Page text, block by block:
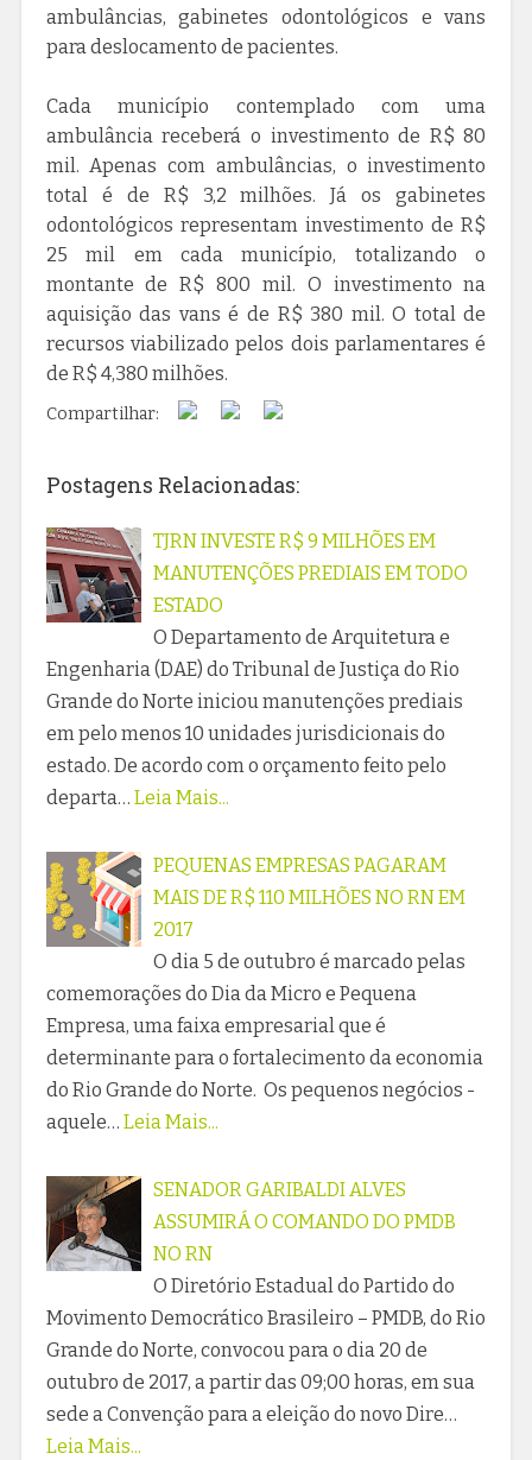
ambulâncias, gabinetes odontológicos e vans
para deslocamento de pacientes.
Cada município contemplado com uma
ambulância receberá o investimento de R$ 80
mil. Apenas com ambulâncias, o investimento
total é de R$ 3,2 milhões. Já os gabinetes
odontológicos representam investimento de R$
25 mil em cada município, totalizando o
montante de R$ 800 mil. O investimento na
aquisição das vans é de R$ 380 mil. O total de
recursos viabilizado pelos dois parlamentares é
de R$ 4,380 milhões.
Compartilhar:
Postagens Relacionadas:
TJRN INVESTE R$ 9 MILHÕES EM
MANUTENÇÕES PREDIAIS EM TODO
ESTADO
O Departamento de Arquitetura e
Engenharia (DAE) do Tribunal de Justiça do Rio
Grande do Norte iniciou manutenções prediais
em pelo menos 10 unidades jurisdicionais do
estado. De acordo com o orçamento feito pelo
departa… Leia Mais...
PEQUENAS EMPRESAS PAGARAM
MAIS DE R$ 110 MILHÕES NO RN EM
2017
O dia 5 de outubro é marcado pelas
comemorações do Dia da Micro e Pequena
Empresa, uma faixa empresarial que é
determinante para o fortalecimento da economia
do Rio Grande do Norte. Os pequenos negócios -
aquele… Leia Mais...
SENADOR GARIBALDI ALVES
ASSUMIRÁ O COMANDO DO PMDB
NO RN
O Diretório Estadual do Partido do
Movimento Democrático Brasileiro – PMDB, do Rio
Grande do Norte, convocou para o dia 20 de
outubro de 2017, a partir das 09;00 horas, em sua
sede a Convenção para a eleição do novo Dire…
Leia Mais...